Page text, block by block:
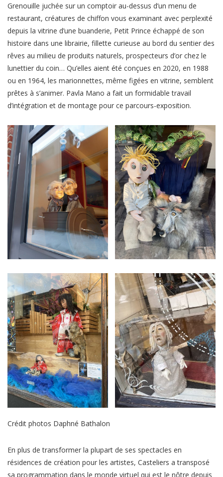
Grenouille juchée sur un comptoir au-dessus d’un menu de
restaurant, créatures de chiffon vous examinant avec perplexité
depuis la vitrine d’une buanderie, Petit Prince échappé de son
histoire dans une librairie, fillette curieuse au bord du sentier des
rêves au milieu de produits naturels, prospecteurs d’or chez le
lunettier du coin… Qu’elles aient été conçues en 2020, en 1988
ou en 1964, les marionnettes, même figées en vitrine, semblent
prêtes à s’animer. Pavla Mano a fait un formidable travail
d’intégration et de montage pour ce parcours-exposition.
Crédit photos Daphné Bathalon
En plus de transformer la plupart de ses spectacles en
résidences de création pour les artistes, Casteliers a transposé
sa programmation dans le monde virtuel qui est le nôtre depuis